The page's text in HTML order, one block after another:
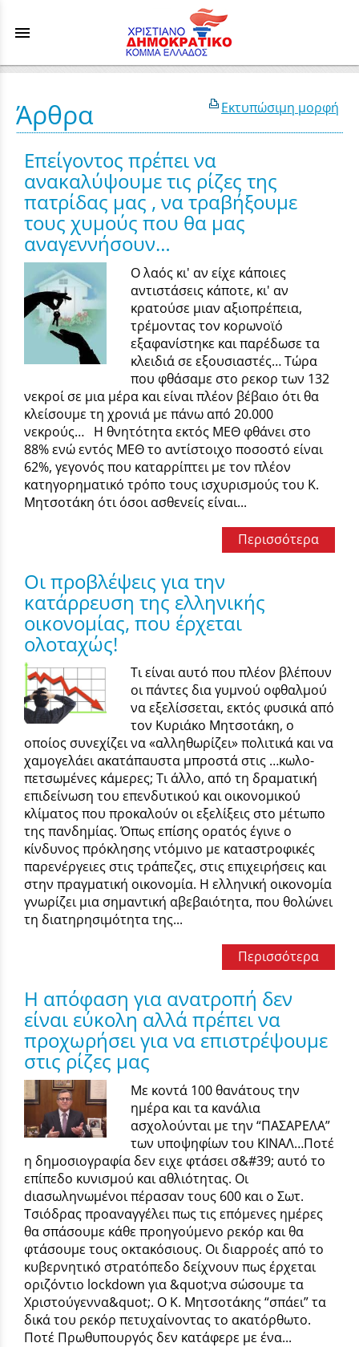
menu
Εκτυπώσιμη μορφή
Άρθρα
Επείγοντος πρέπει να
ανακαλύψουμε τις ρίζες της
πατρίδας μας , να τραβήξουμε
τους χυμούς που θα μας
αναγεννήσουν…
Ο λαός κι' αν είχε κάποιες
αντιστάσεις κάποτε, κι' αν
κρατούσε μιαν αξιοπρέπεια,
τρέμοντας τον κορωνοϊό
εξαφανίστηκε και παρέδωσε τα
κλειδιά σε εξουσιαστές… Τώρα
που φθάσαμε στο ρεκορ των 132
νεκροί σε μια μέρα και είναι πλέον βέβαιο ότι θα
κλείσουμε τη χρονιά με πάνω από 20.000
νεκρούς… Η θνητότητα εκτός ΜΕΘ φθάνει στο
88% ενώ εντός ΜΕΘ το αντίστοιχο ποσοστό είναι
62%, γεγονός που καταρρίπτει με τον πλέον
κατηγορηματικό τρόπο τους ισχυρισμούς του Κ.
Μητσοτάκη ότι όσοι ασθενείς είναι...
Περισσότερα
Οι προβλέψεις για την
κατάρρευση της ελληνικής
οικονομίας, που έρχεται
ολοταχώς!
Τι είναι αυτό που πλέον βλέπουν
οι πάντες δια γυμνού οφθαλμού
να εξελίσσεται, εκτός φυσικά από
τον Κυριάκο Μητσοτάκη, ο
οποίος συνεχίζει να «αλληθωρίζει» πολιτικά και να
χαμογελάει ακατάπαυστα μπροστά στις …κωλο-
πετσωμένες κάμερες; Τι άλλο, από τη δραματική
επιδείνωση του επενδυτικού και οικονομικού
κλίματος που προκαλούν οι εξελίξεις στο μέτωπο
της πανδημίας. Όπως επίσης ορατός έγινε ο
κίνδυνος πρόκλησης ντόμινο με καταστροφικές
παρενέργειες στις τράπεζες, στις επιχειρήσεις και
στην πραγματική οικονομία. Η ελληνική οικονομία
γνωρίζει μια σημαντική αβεβαιότητα, που θολώνει
τη διατηρησιμότητα της...
Περισσότερα
Η απόφαση για ανατροπή δεν
είναι εύκολη αλλά πρέπει να
προχωρήσει για να επιστρέψουμε
στις ρίζες μας
Με κοντά 100 θανάτους την
ημέρα και τα κανάλια
ασχολούνται με την “ΠΑΣΑΡΕΛΑ”
των υποψηφίων του ΚΙΝΑΛ…Ποτέ
η δημοσιογραφία δεν ειχε φτάσει σ&#39; αυτό το
επίπεδο κυνισμού και αθλιότητας. Οι
dιασωληνωμένοι πέρασαν τους 600 και ο Σωτ.
Τσιόδρας προαναγγέλει πως τις επόμενες ημέρες
θα σπάσουμε κάθε προηγούμενο ρεκόρ και θα
φτάσουμε τους οκτακόσιους. Οι διαρροές από το
κυβερνητικό στρατόπεδο δείχνουν πως έρχεται
οριζόντιο lockdown για &quot;να σώσουμε τα
Χριστούγεννα&quot;. Ο Κ. Μητσοτάκης “σπάει” τα
δικά του ρεκόρ πετυχαίνοντας το ακατόρθωτο.
Ποτέ Πρωθυπουργός δεν κατάφερε με ένα...